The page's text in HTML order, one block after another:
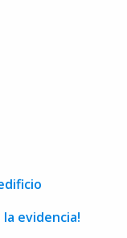
evidencia!